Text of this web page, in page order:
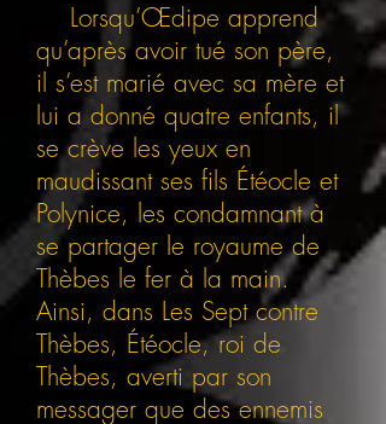
Lorsqu’Œdipe apprend
qu’après avoir tué son père,
il s’est marié avec sa mère et
lui a donné quatre enfants, il
se crève les yeux en
maudissant ses fils Étéocle et
Polynice, les condamnant à
se partager le royaume de
Thèbes le fer à la main.
Ainsi, dans Les Sept contre
Thèbes, Étéocle, roi de
Thèbes, averti par son
messager que des ennemis